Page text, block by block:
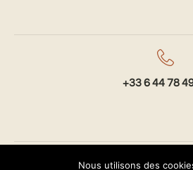
+33 6 44 78
© Copyright 2023 - Pierre Marfisi
Nous utilisons des